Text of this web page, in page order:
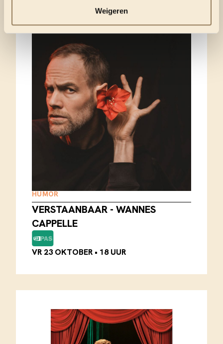
Weigeren
HUMOR
VERSTAANBAAR - WANNES
CAPPELLE
VR 23 OKTOBER • 18 UUR